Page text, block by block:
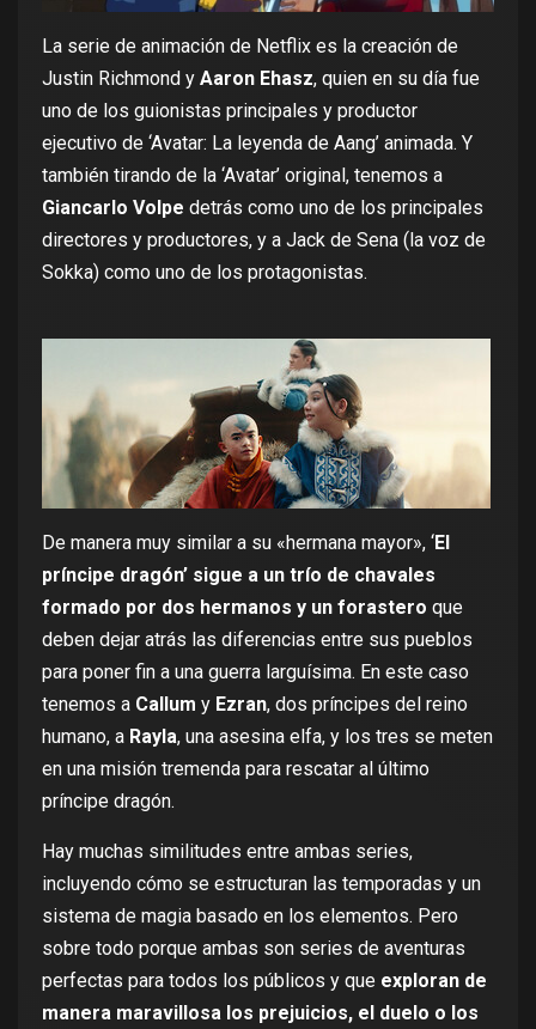
La serie de animación de Netflix es la creación de
Justin Richmond y Aaron Ehasz, quien en su día fue
uno de los guionistas principales y productor
ejecutivo de ‘Avatar: La leyenda de Aang’ animada. Y
también tirando de la ‘Avatar’ original, tenemos a
Giancarlo Volpe detrás como uno de los principales
directores y productores, y a Jack de Sena (la voz de
Sokka) como uno de los protagonistas.
De manera muy similar a su «hermana mayor», ‘El
príncipe dragón’ sigue a un trío de chavales
formado por dos hermanos y un forastero que
deben dejar atrás las diferencias entre sus pueblos
para poner fin a una guerra larguísima. En este caso
tenemos a Callum y Ezran, dos príncipes del reino
humano, a Rayla, una asesina elfa, y los tres se meten
en una misión tremenda para rescatar al último
príncipe dragón.
Hay muchas similitudes entre ambas series,
incluyendo cómo se estructuran las temporadas y un
sistema de magia basado en los elementos. Pero
sobre todo porque ambas son series de aventuras
perfectas para todos los públicos y que exploran de
manera maravillosa los prejuicios, el duelo o los